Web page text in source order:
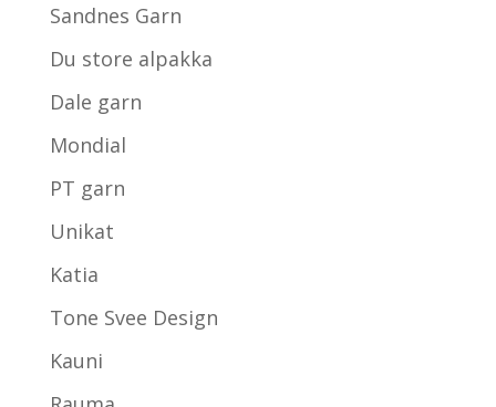
Sandnes Garn
Du store alpakka
Dale garn
Mondial
PT garn
Unikat
Katia
Tone Svee Design
Kauni